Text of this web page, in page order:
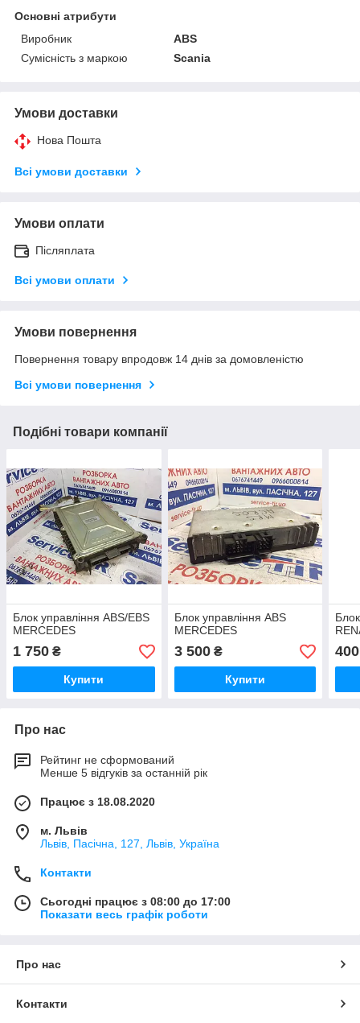
Основні атрибути
Виробник
ABS
Сумісність з маркою
Scania
Умови доставки
Нова Пошта
Всі умови доставки
Умови оплати
Післяплата
Всі умови оплати
Умови повернення
Повернення товару впродовж 14 днів за домовленістю
Всі умови повернення
Подібні товари компанії
Блок управління ABS/EBS
MERCEDES
1 750 ₴
Купити
Блок управління ABS
MERCEDES
3 500₴
Купити
400
Про нас
Рейтинг не сформований
Менше 5 відгуків за останній рік
Працює з 18.08.2020
м. Львів
Львів, Пасічна, 127, Львів, Україна
Контакти
Сьогодні працює з 08:00 до 17:00
Показати весь графік роботи
Про нас
Контакти